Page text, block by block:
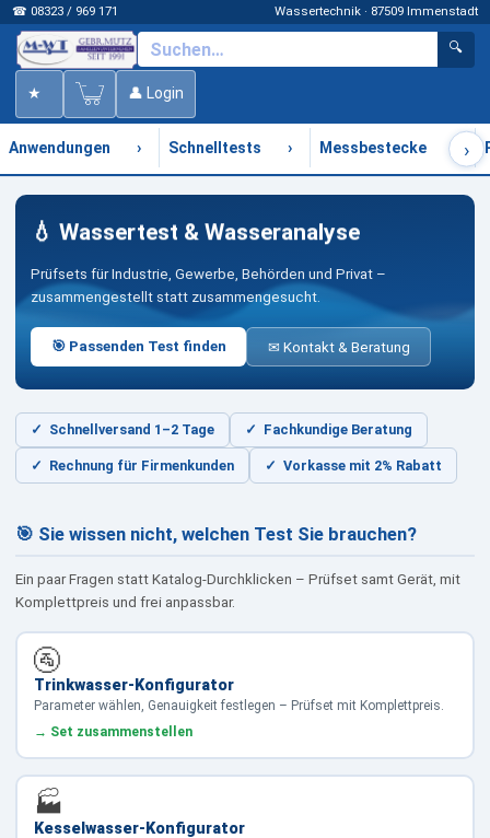
☎ 08323 / 969 171 Wassertechnik · 87509 Immenstadt
🔍
★ 👤 Login
Anwendungen › Schnelltests › Messbestecke ›
💧 Wassertest & Wasseranalyse
Prüfsets für Industrie, Gewerbe, Behörden und Privat –
zusammengestellt statt zusammengesucht.
🎯 Passenden Test finden ✉ Kontakt & Beratung
✓ Schnellversand 1–2 Tage ✓ Fachkundige Beratung
✓ Rechnung für Firmenkunden ✓ Vorkasse mit 2% Rabatt
🎯 Sie wissen nicht, welchen Test Sie brauchen?
Ein paar Fragen statt Katalog-Durchklicken – Prüfset samt Gerät, mit
Komplettpreis und frei anpassbar.
🚰
Trinkwasser-Konfigurator
Parameter wählen, Genauigkeit festlegen – Prüfset mit Komplettpreis.
→ Set zusammenstellen
🏭
Kesselwasser-Konfigurator